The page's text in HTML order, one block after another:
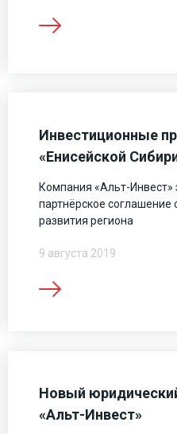
Инвестиционные
«Енисейской
Компания «Альт-Инвест»
партнёрское соглашение
развития региона
9 августа 2019
Новый
«Альт-Инвест»